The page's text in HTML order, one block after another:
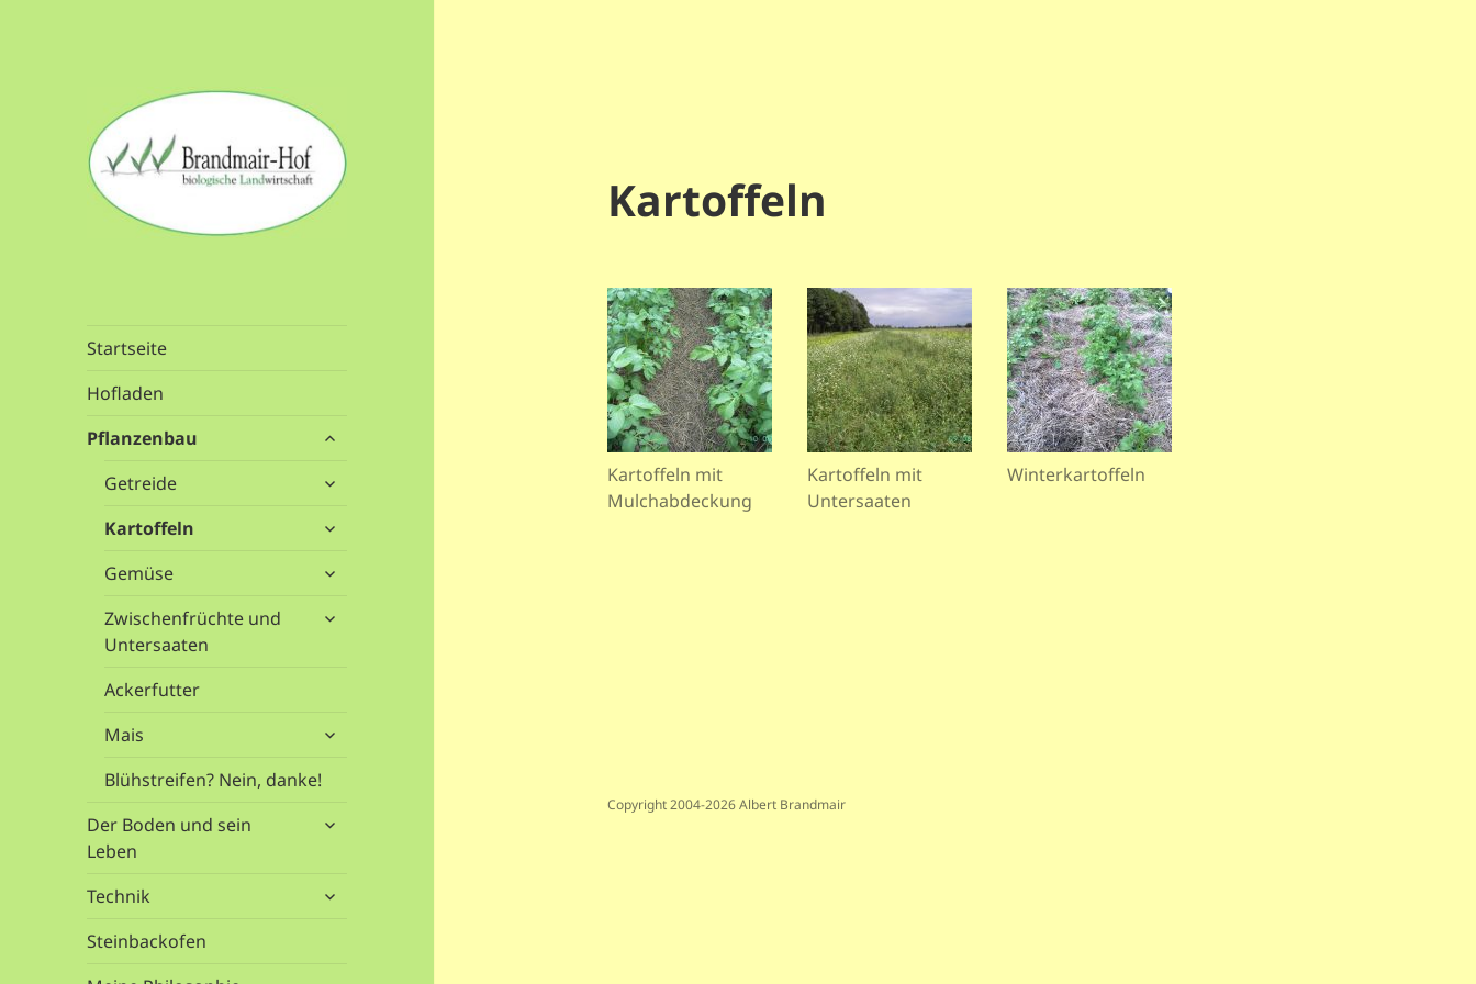
Startseite
Hofladen
Pflanzenbau
untermenü
Getreide
untermenü
Kartoffeln
untermenü
Gemüse
untermenü
Zwischenfrüchte und
Untersaaten
untermenü
Ackerfutter
Mais
untermenü
Blühstreifen? Nein, danke!
Der Boden und sein
Leben
untermenü
Technik
untermenü
Steinbackofen
Kartoffeln
Kartoffeln mit
Mulchabdeckung
Kartoffeln mit
Untersaaten
Winterkartoffeln
Copyright 2004-2026 Albert Brandmair